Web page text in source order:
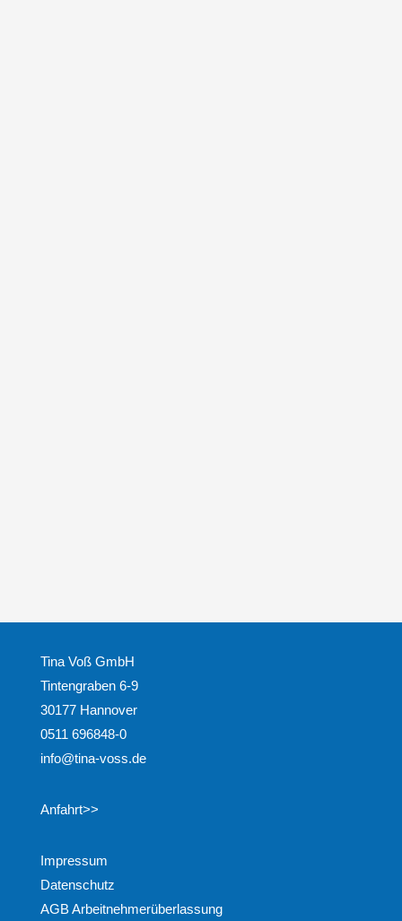
Tina Voß GmbH
Tintengraben 6-9
30177 Hannover
0511 696848-0
info@tina-voss.de
Anfahrt>>
Impressum
Datenschutz
AGB Arbeitnehmerüberlassung